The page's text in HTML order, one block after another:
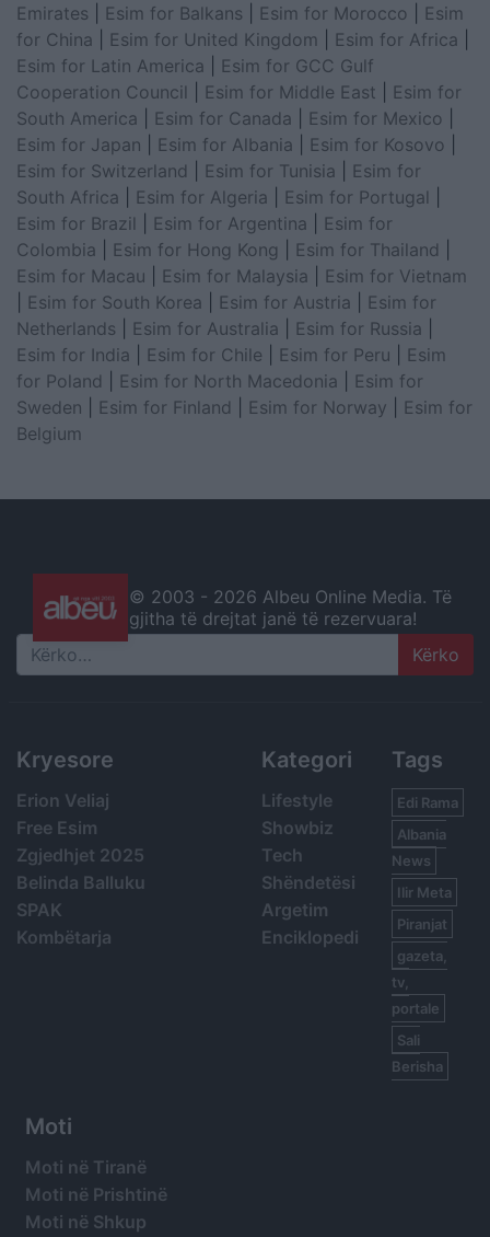
Emirates
Esim for Balkans Esim for Morocco
Esim
for China
Esim for United Kingdom Esim for Africa
Esim for Latin America
Esim for GCC Gulf
Cooperation Council
Esim for Middle East
Esim for
South America
Esim for Canada Esim for Mexico
Esim for Japan
Esim for Albania Esim for Kosovo
Esim for Switzerland
Esim for Tunisia
Esim for
South Africa
Esim for Algeria Esim for Portugal
Esim for Brazil
Esim for Argentina
Esim for
Colombia
Esim for Hong Kong Esim for Thailand
Esim for Macau
Esim for Malaysia
Esim for Vietnam
Esim for South Korea Esim for Austria
Esim for
Netherlands
Esim for Australia Esim for Russia
Esim for India
Esim for Chile Esim for Peru
Esim
for Poland
Esim for North Macedonia
Esim for
Sweden
Esim for Finland Esim for Norway
Esim for
Belgium
© 2003 - 2026 Albeu Online Media. Të
gjitha të drejtat janë të rezervuara!
Search
Kryesore
Erion Veliaj
Free Esim
Zgjedhjet 2025
Belinda Balluku
SPAK
Kombëtarja
Kategori
Lifestyle
Showbiz
Tech
Shëndetësi
Argetim
Enciklopedi
Tags
Edi Rama
Albania
News
Ilir Meta
Piranjat
gazeta,
tv,
portale
Sali
Berisha
Moti
Moti në Tiranë
Moti në Prishtinë
Moti në Shkup